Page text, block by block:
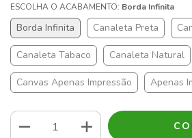
ESCOLHA O ACABAMENTO: Borda Infinita
Borda Infinita Canaleta Preta
Canaleta Tabaco Canaleta Natural
Canvas Apenas Impressão Apenas